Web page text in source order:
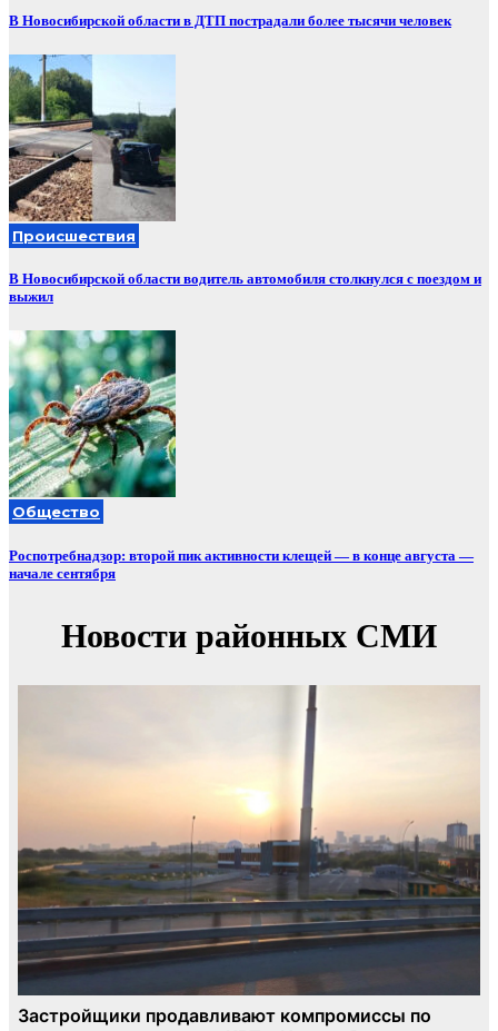
В Новосибирской области в ДТП пострадали более тысячи человек
Происшествия
В Новосибирской области водитель автомобиля столкнулся с поездом и
выжил
Общество
Роспотребнадзор: второй пик активности клещей — в конце августа —
начале сентября